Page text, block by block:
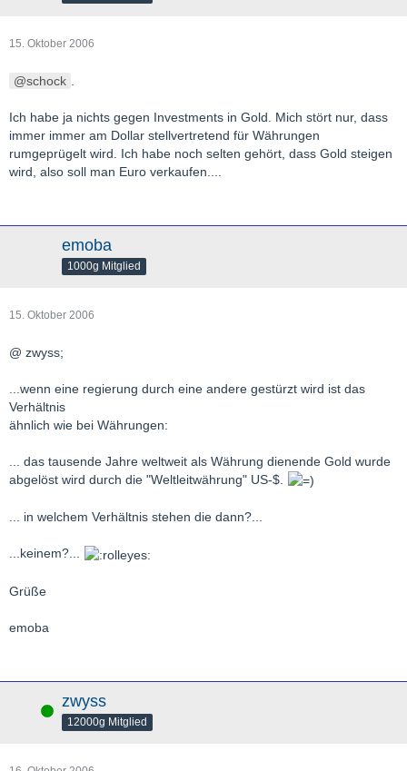
15. Oktober 2006
schock
Ich habe ja nichts gegen Investments in Gold. Mich stört nur, dass
immer immer am Dollar stellvertretend für Währungen
rumgeprügelt wird. Ich habe noch selten gehört, dass Gold steigen
wird, also soll man Euro verkaufen....
emoba
1000g Mitglied
15. Oktober 2006
@ zwyss;
...wenn eine regierung durch eine andere gestürzt wird ist das
Verhältnis
ähnlich wie bei Währungen:
... das tausende Jahre weltweit als Währung dienende Gold wurde
abgelöst wird durch die "Weltleitwährung" US-$.
... in welchem Verhältnis stehen die dann?...
...keinem?...
Grüße
emoba
Online zwyss
12000g Mitglied